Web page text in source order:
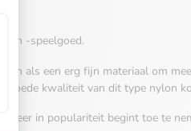
en -speelgoed.
als een erg fijn materiaal om
goede kwaliteit van dit type nylon
in populariteit begint toe te